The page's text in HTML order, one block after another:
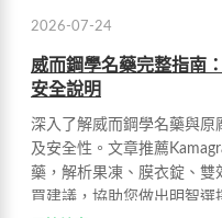
2026-07-24
威而鋼學名藥完整指南
安全說明
深入了解威而鋼學名藥與原
及安全性。文章推薦
藥，解析果凍、膜衣錠、雙
買建議，協助您做出明智選